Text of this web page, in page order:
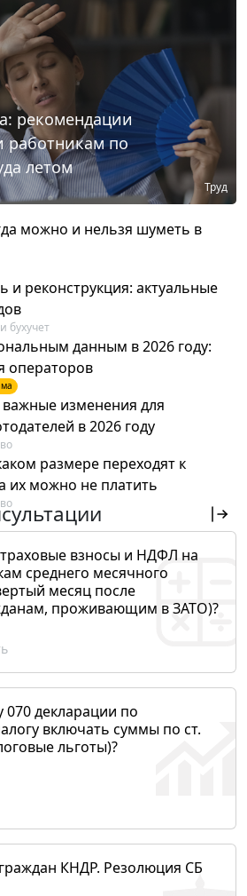
рекомендации
работникам по
летом
Труд
можно и нельзя шуметь в
и реконструкция: актуальные
бухучет
данным в 2026 году:
операторов
изменения для
в 2026 году
размере переходят к
их можно не платить
взносы и НДФЛ на
среднего месячного
месяц после
проживающим в ЗАТО)?
070 декларации по
включать суммы по ст.
льготы)?
КНДР. Резолюция СБ